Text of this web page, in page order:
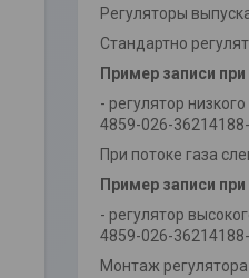
Регуляторы
Стандартно
Пример записи при
- регулятор
4859-026-
При потоке газа
Пример записи при
- регулятор
4859-026-
Монтаж